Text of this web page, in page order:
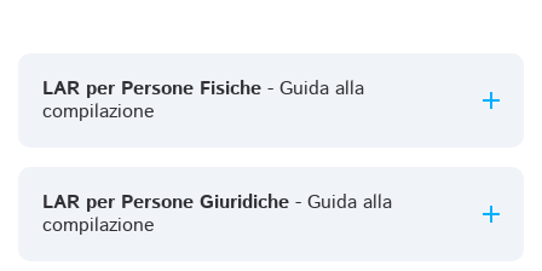
LAR per Persone Fisiche - Guida alla
compilazione
LAR per Persone Giuridiche - Guida alla
compilazione